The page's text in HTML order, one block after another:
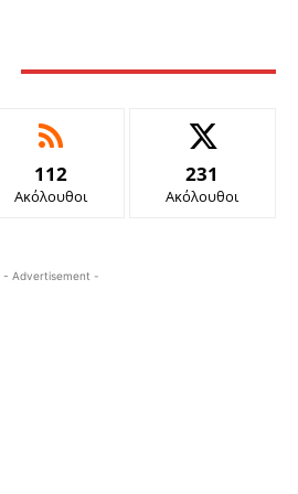
112
Ακόλουθοι
231
Ακόλουθοι
- Advertisement -